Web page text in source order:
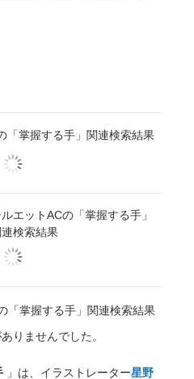
「掌握する手」関連検索結果
エットACの「掌握する手」
連検索結果
「掌握する手」関連検索結果
りませんでした。
」は、イラストレーター星野